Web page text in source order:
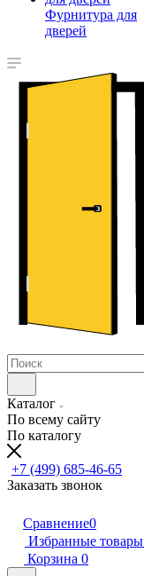
Фурнитура для
дверей
Каталог
По всему сайту
По каталогу
+7 (499) 685-46-65
Заказать звонок
Сравнение0
Избранные товары
Корзина 0